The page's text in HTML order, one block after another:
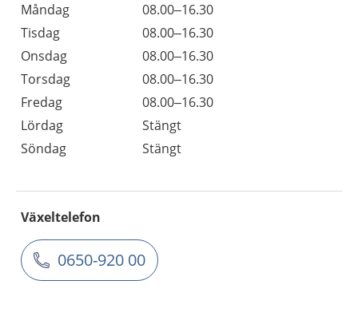
Måndag
08.00–16.30
Tisdag
08.00–16.30
Onsdag
08.00–16.30
Torsdag
08.00–16.30
Fredag
08.00–16.30
Lördag
Stängt
Söndag
Stängt
Växeltelefon
0650-920 00